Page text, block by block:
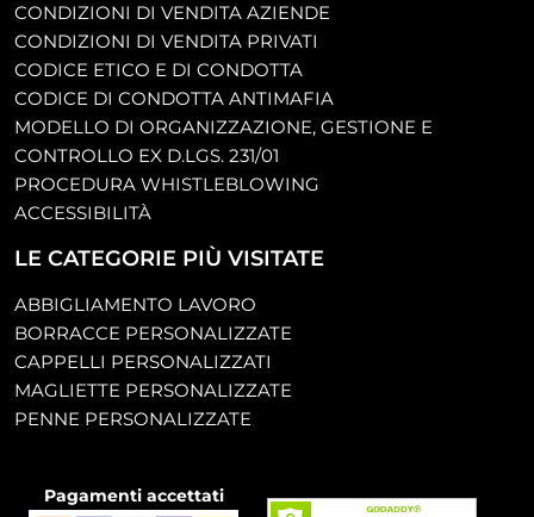
CONDIZIONI DI VENDITA AZIENDE
CONDIZIONI DI VENDITA PRIVATI
CODICE ETICO E DI CONDOTTA
CODICE DI CONDOTTA ANTIMAFIA
MODELLO DI ORGANIZZAZIONE, GESTIONE E
CONTROLLO EX D.LGS. 231/01
PROCEDURA WHISTLEBLOWING
ACCESSIBILITÀ
LE CATEGORIE PIÙ VISITATE
ABBIGLIAMENTO LAVORO
BORRACCE PERSONALIZZATE
CAPPELLI PERSONALIZZATI
MAGLIETTE PERSONALIZZATE
PENNE PERSONALIZZATE
Pagamenti accettati